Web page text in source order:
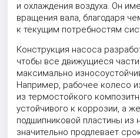
и охлаждения воздуха. Он
вращения вала, благодаря
к текущим потребностям
Конструкция насоса
чтобы все движущиеся
максимально
Например, рабочее колесо
из термостойкого
устойчивого к коррозии, а
подшипниковой пластины
значительно продлевает